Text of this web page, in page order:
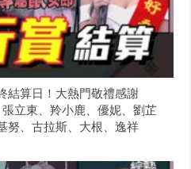
結算日！大熱門敬禮感謝
立東、羚小鹿、優妮、劉芷
努、古拉斯、大根、逸祥